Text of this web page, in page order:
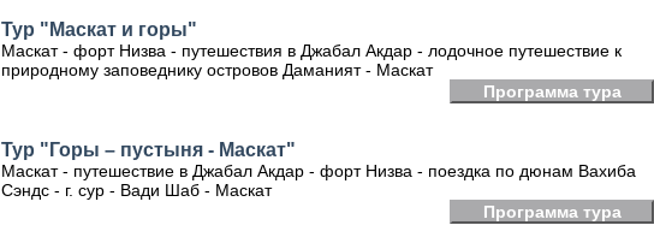
Тур "Маскат и горы"
Маскат - форт Низва - путешествия в Джабал Акдар - лодочное путешествие к
природному заповеднику островов Даманият - Маскат
Программа тура
Тур "Горы – пустыня - Маскат"
Маскат - путешествие в Джабал Акдар - форт Низва - поездка по дюнам Вахиба
Сэндс - г. сур - Вади Шаб - Маскат
Программа тура